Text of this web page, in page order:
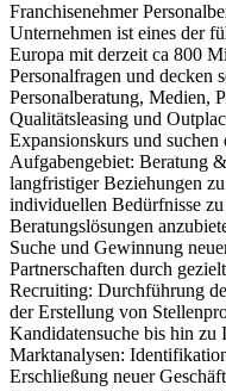
Franchisenehmer
Unternehmen ist eines der
Europa mit derzeit ca 800
Personalfragen und decken
Personalberatung, Medien,
Qualitätsleasing und
Expansionskurs und suchen
Aufgabengebiet: Beratung
langfristiger Beziehungen
individuellen Bedürfnisse
Beratungslösungen
Suche und Gewinnung
Partnerschaften durch
Recruiting: Durchführung
der Erstellung von
Kandidatensuche bis hin zu
Marktanalysen:
Erschließung neuer